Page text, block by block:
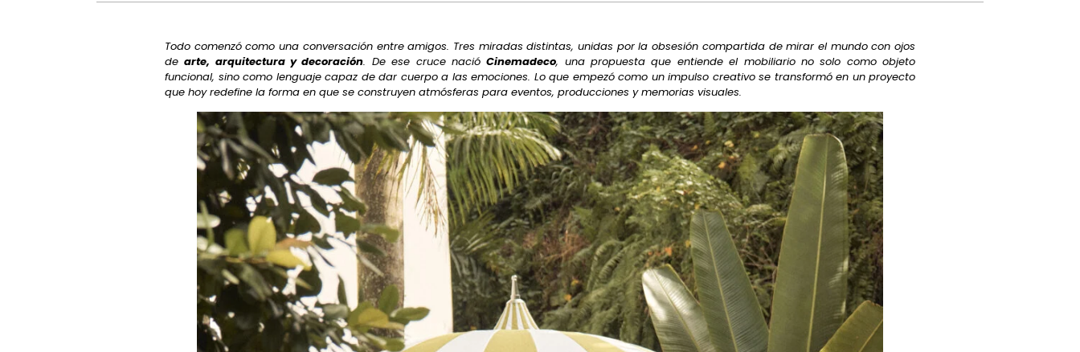
Todo comenzó como una conversación entre amigos. Tres miradas distintas, unidas por la obsesión compartida de mirar el mundo con ojos
dearte, arquitectura y decoración. De ese cruce nacióCinemadeco, una propuesta que entiende el mobiliario no solo como objeto
funcional, sino como lenguaje capaz de dar cuerpo a las emociones. Lo que empezó como un impulso creativo se transformó en un proyecto
que hoy redefine la forma en que se construyen atmósferas para eventos, producciones y memorias visuales.